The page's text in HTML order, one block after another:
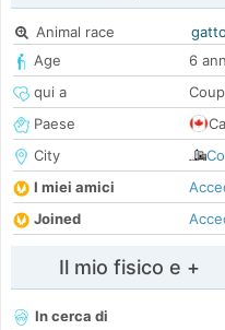
Animal race
gatto
Age
6
qui a
Paese
City
I miei amici
Joined
Il mio fisico e +
In cerca di